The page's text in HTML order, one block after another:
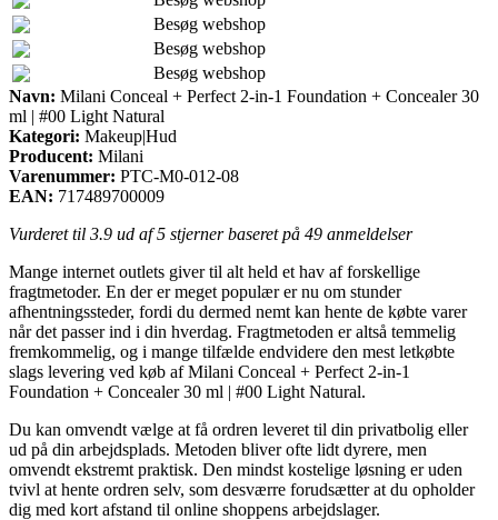
Besøg webshop
Besøg webshop
Besøg webshop
Navn: Milani Conceal + Perfect 2-in-1 Foundation + Concealer 30
ml | #00 Light Natural
Kategori: Makeup|Hud
Producent: Milani
Varenummer: PTC-M0-012-08
EAN: 717489700009
Vurderet til 3.9 ud af 5 stjerner baseret på 49 anmeldelser
Mange internet outlets giver til alt held et hav af forskellige
fragtmetoder. En der er meget populær er nu om stunder
afhentningssteder, fordi du dermed nemt kan hente de købte varer
når det passer ind i din hverdag. Fragtmetoden er altså temmelig
fremkommelig, og i mange tilfælde endvidere den mest letkøbte
slags levering ved køb af Milani Conceal + Perfect 2-in-1
Foundation + Concealer 30 ml | #00 Light Natural.
Du kan omvendt vælge at få ordren leveret til din privatbolig eller
ud på din arbejdsplads. Metoden bliver ofte lidt dyrere, men
omvendt ekstremt praktisk. Den mindst kostelige løsning er uden
tvivl at hente ordren selv, som desværre forudsætter at du opholder
dig med kort afstand til online shoppens arbejdslager.